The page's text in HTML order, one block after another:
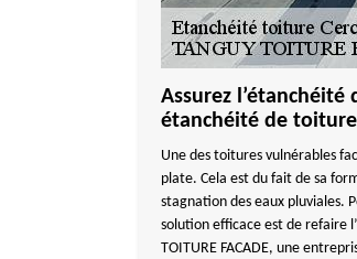
Assurez
étanchéité de toiture
Une des toitures vulnérables
plate. Cela est du fait de sa
stagnation des eaux pluviales.
solution efficace est de refaire
TOITURE FACADE, une